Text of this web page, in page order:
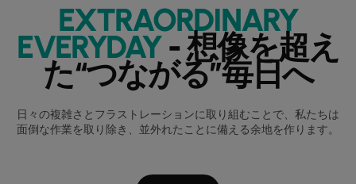
EXTRAORDINARY
EVERYDAY- 想像を超え
た“つながる”毎日へ
日々の複雑さとフラストレーションに取り組むことで、私たちは
面倒な作業を取り除き、並外れたことに備える余地を作ります。